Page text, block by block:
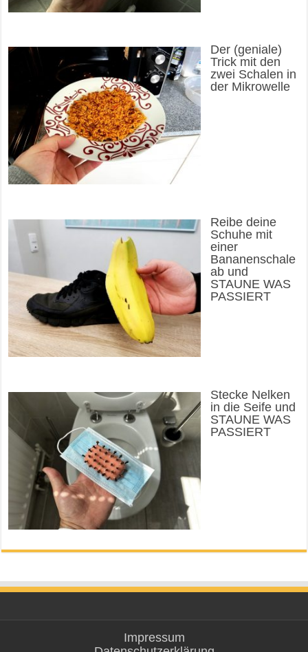
Der (geniale)
Trick mit den
zwei Schalen in
der Mikrowelle
Reibe deine
Schuhe mit
einer
Bananenschale
ab und
STAUNE WAS
PASSIERT
Stecke Nelken
in die Seife und
STAUNE WAS
PASSIERT
Impressum